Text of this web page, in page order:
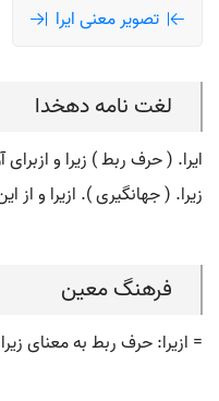
تصویر معنی ایرا
لغت نامه دهخدا
ایرا. ( حرف ربط ) زیرا و
زیرا. ( جهانگیری ). ازیرا و
فرهنگ معین
= ازیرا: حرف ربط به معنای